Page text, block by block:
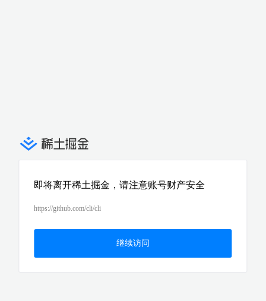
即将离开稀土掘金，请注意账号财产安全
https://github.com/cli/cli
继续访问